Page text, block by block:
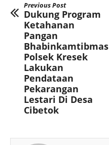
Previous Post
Dukung Program
Ketahanan
Pangan
Bhabinkamtibmas
Polsek Kresek
Lakukan
Pendataan
Pekarangan
Lestari Di Desa
Cibetok